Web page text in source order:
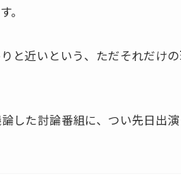
。
と近いという、ただそれだけ
した討論番組に、つい先日出